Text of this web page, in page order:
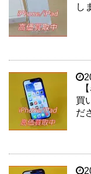
し
買
だ